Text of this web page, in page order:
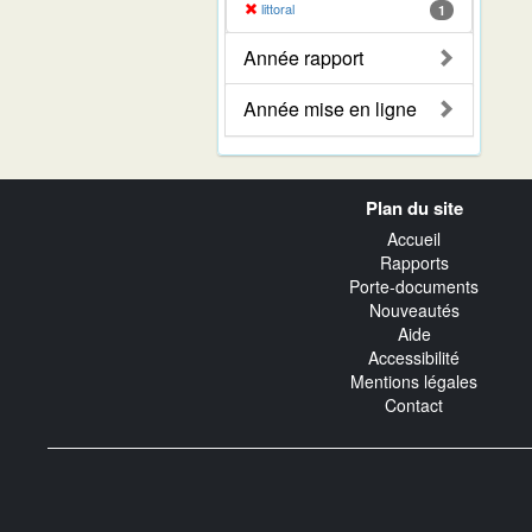
littoral 1
Année rapport
Année mise en ligne
Plan du site
Accueil
Rapports
Porte-documents
Nouveautés
Aide
Accessibilité
Mentions légales
Contact